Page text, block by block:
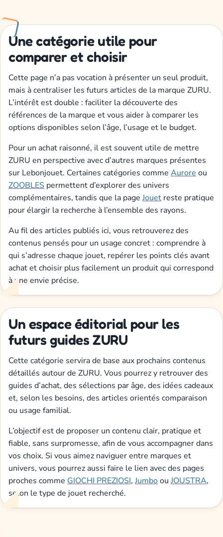
Une catégorie utile pour
comparer et choisir
Cette page n’a pas vocation à présenter un seul produit,
mais à centraliser les futurs articles de la marque ZURU.
L’intérêt est double : faciliter la découverte des
références de la marque et vous aider à comparer les
options disponibles selon l’âge, l’usage et le budget.
Pour un achat raisonné, il est souvent utile de mettre
ZURU en perspective avec d’autres marques présentes
sur Lebonjouet. Certaines catégories comme Aurore ou
ZOOBLES permettent d’explorer des univers
complémentaires, tandis que la pageJouet reste pratique
pour élargir la recherche à l’ensemble des rayons.
Au fil des articles publiés ici, vous retrouverez des
contenus pensés pour un usage concret : comprendre à
qui s’adresse chaque jouet, repérer les points clés avant
achat et choisir plus facilement un produit qui correspond
à une envie précise.
Un espace éditorial pour les
futurs guides ZURU
Cette catégorie servira de base aux prochains contenus
détaillés autour de ZURU. Vous pourrez y retrouver des
guides d’achat, des sélections par âge, des idées cadeaux
et, selon les besoins, des articles orientés comparaison
ou usage familial.
L’objectif est de proposer un contenu clair, pratique et
fiable, sans surpromesse, afin de vous accompagner dans
vos choix. Si vous aimez naviguer entre marques et
univers, vous pourrez aussi faire le lien avec des pages
proches comme GIOCHI PREZIOSI,JumboouJOUSTRA,
selon le type de jouet recherché.